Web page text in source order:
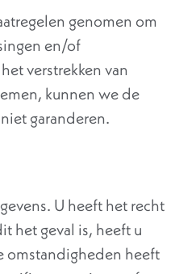
genomen om
en/of
verstrekken van
kunnen we de
garanderen.
U heeft het recht
het geval is, heeft u
omstandigheden heeft